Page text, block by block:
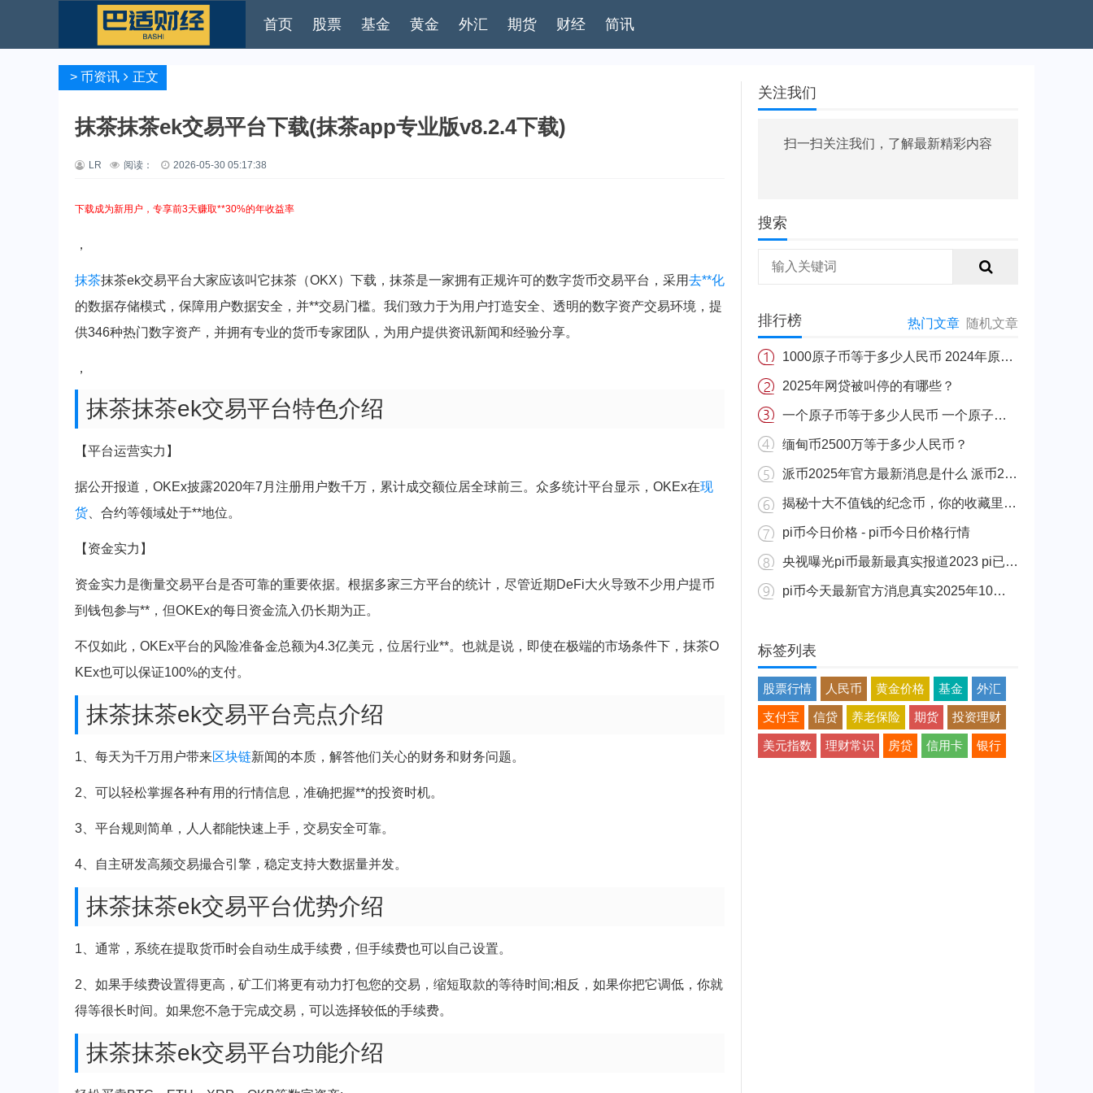
首页 股票 基金 黄金 外汇 期货 财经 简讯
> 币资讯 正文
抹茶抹茶ek交易平台下载(抹茶app专业版v8.2.4下载)
LR 阅读： 2026-05-30 05:17:38
下载成为新用户，专享前3天赚取**30%的年收益率
，
抹茶抹茶ek交易平台大家应该叫它抹茶（OKX）下载，抹茶是一家拥有正规许可的数字货币交易平台，采用去**化
的数据存储模式，保障用户数据安全，并**交易门槛。我们致力于为用户打造安全、透明的数字资产交易环境，提
供346种热门数字资产，并拥有专业的货币专家团队，为用户提供资讯新闻和经验分享。
，
抹茶抹茶ek交易平台特色介绍
【平台运营实力】
据公开报道，OKEx披露2020年7月注册用户数千万，累计成交额位居全球前三。众多统计平台显示，OKEx在现
货 、合约等领域处于**地位。
【资金实力】
资金实力是衡量交易平台是否可靠的重要依据。根据多家三方平台的统计，尽管近期DeFi大火导致不少用户提币
到钱包参与**，但OKEx的每日资金流入仍长期为正。
不仅如此，OKEx平台的风险准备金总额为4.3亿美元，位居行业**。也就是说，即使在极端的市场条件下，抹茶O
KEx也可以保证100%的支付。
抹茶抹茶ek交易平台亮点介绍
1、每天为千万用户带来区块链新闻的本质，解答他们关心的财务和财务问题。
2、可以轻松掌握各种有用的行情信息，准确把握**的投资时机。
3、平台规则简单，人人都能快速上手，交易安全可靠。
4、自主研发高频交易撮合引擎，稳定支持大数据量并发。
抹茶抹茶ek交易平台优势介绍
1、通常，系统在提取货币时会自动生成手续费，但手续费也可以自己设置。
2、如果手续费设置得更高，矿工们将更有动力打包您的交易，缩短取款的等待时间;相反，如果你把它调低，你就
得等很长时间。如果您不急于完成交易，可以选择较低的手续费。
抹茶抹茶ek交易平台功能介绍
关注我们
扫一扫关注我们，了解最新精彩内容
搜索
排行榜 热门文章 随机文章
1000原子币等于多少人民币 2024年原子币最新价格介绍一览
2025年网贷被叫停的有哪些？
一个原子币等于多少人民币 一个原子币价格介绍
缅甸币2500万等于多少人民币？
派币2025年官方最新消息是什么 派币2025年官方最新消息真实分享
揭秘十大不值钱的纪念币，你的收藏里有吗？
pi币今日价格 - pi币今日价格行情
央视曝光pi币最新最真实报道2023 pi已经成功了是真的吗（假的）
pi币今天最新官方消息真实2025年10月 派币今天最新消息介绍
标签列表
股票行情 人民币 黄金价格 基金 外汇
支付宝 信贷 养老保险 期货 投资理财
美元指数 理财常识 房贷 信用卡 银行